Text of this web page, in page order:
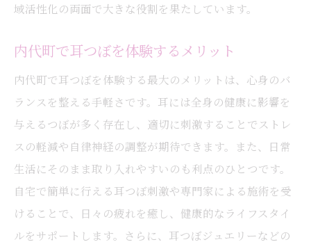
域活性化の両面で大きな役割を果たしています。
内代町で耳つぼを体験するメリット
内代町で耳つぼを体験する最大のメリットは、心身のバ
ランスを整える手軽さです。耳には全身の健康に影響を
与えるつぼが多く存在し、適切に刺激することでストレ
スの軽減や自律神経の調整が期待できます。また、日常
生活にそのまま取り入れやすいのも利点のひとつです。
自宅で簡単に行える耳つぼ刺激や専門家による施術を受
けることで、日々の疲れを癒し、健康的なライフスタイ
ルをサポートします。さらに、耳つぼジュエリーなどの